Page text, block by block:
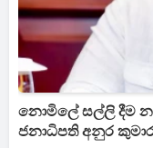
නොමිලේ සල්ලි දීම
ජනාධිපති අනුර